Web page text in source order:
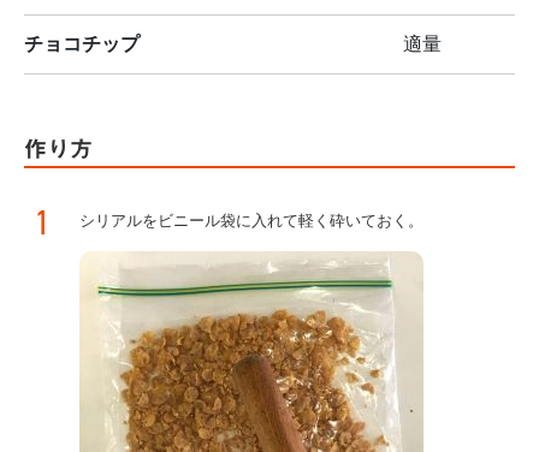
チョコチップ 適量
作り方
1 シリアルをビニール袋に入れて軽く砕いておく。